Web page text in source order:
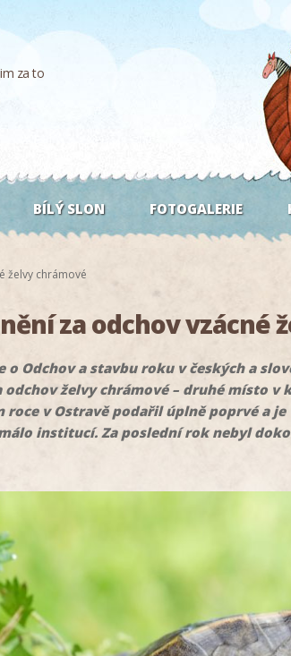
za to
BÍLÝ SLON FOTOGALERIE
želvy chrámové
za odchov vzácné
o Odchov a stavbu roku v českých a
odchov želvy chrámové – druhé místo
v Ostravě podařil úplně poprvé a
institucí. Za poslední rok nebyl